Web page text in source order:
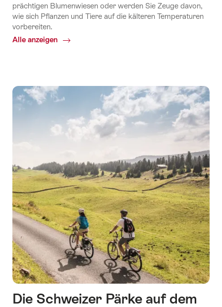
prächtigen Blumenwiesen oder werden Sie Zeuge davon,
wie sich Pflanzen und Tiere auf die kälteren Temperaturen
vorbereiten.
Alle anzeigen
Common.Of
Die Schweizer Pärke auf dem